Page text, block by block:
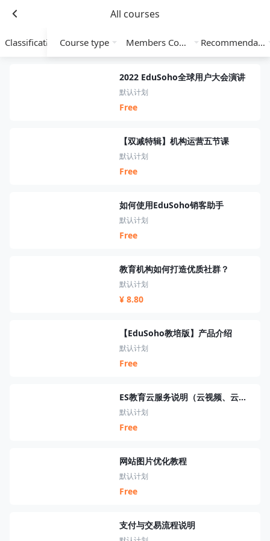
All courses
Classification Course type Members Course Recommendation
2022 EduSoho全球用户大会演讲
默认计划
Free
【双减特辑】机构运营五节课
默认计划
Free
如何使用EduSoho销客助手
默认计划
Free
教育机构如何打造优质社群？
默认计划
¥ 8.80
【EduSoho教培版】产品介绍
默认计划
Free
ES教育云服务说明（云视频、云短信、云资源、云搜索、云直播）
默认计划
Free
网站图片优化教程
默认计划
Free
支付与交易流程说明